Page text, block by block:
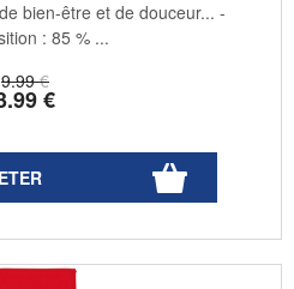
9.99 €
.99€
bien-être et de douceur... -
: 85 % ...